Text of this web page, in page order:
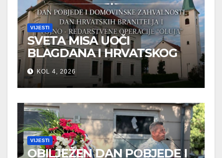
VIJESTI
SVETA MISA UOČI
BLAGDANA I HRVATSKOG
PRAZNIKA SLOBODE
KOL 4, 2026
VIJESTI
OBILJEŽEN DAN POBJEDE I